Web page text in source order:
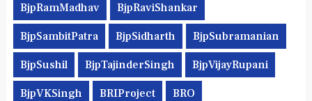
BjpRamMadhav BjpRaviShankar
BjpSambitPatra BjpSidharth BjpSubramanian
BjpSushil BjpTajinderSingh BjpVijayRupani
BjpVKSingh BRIProject BRO